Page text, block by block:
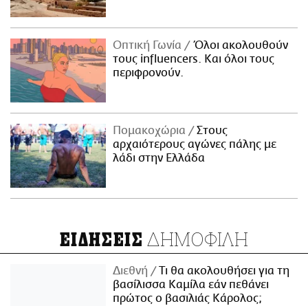
Οπτική Γωνία
Όλοι ακολουθούν
τους influencers. Και όλοι τους
περιφρονούν.
Πομακοχώρια
Στους
αρχαιότερους αγώνες πάλης με
λάδι στην Ελλάδα
ΕΙΔΗΣΕΙΣ ΔΗΜΟΦΙΛΗ
Διεθνή
Τι θα ακολουθήσει για τη
βασίλισσα Καμίλα εάν πεθάνει
πρώτος ο βασιλιάς Κάρολος;